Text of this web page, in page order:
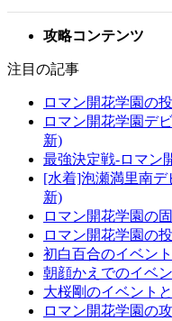
攻略コンテンツ
注目の記事
ロマン開花学園の
ロマン開花学園デ
新)
最強決定戦-ロマン
[水着]泡瀬満里南デ
新)
ロマン開花学園の
ロマン開花学園の
初白百合のイベン
朝顔かえでのイベ
大桜剛のイベント
ロマン開花学園の